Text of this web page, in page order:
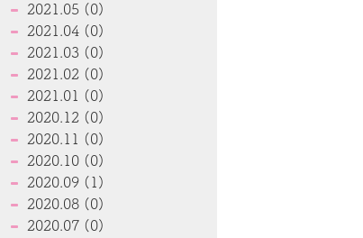
2021.05 (0)
2021.04 (0)
2021.03 (0)
2021.02 (0)
2021.01 (0)
2020.12 (0)
2020.11 (0)
2020.10 (0)
2020.09 (1)
2020.08 (0)
2020.07 (0)